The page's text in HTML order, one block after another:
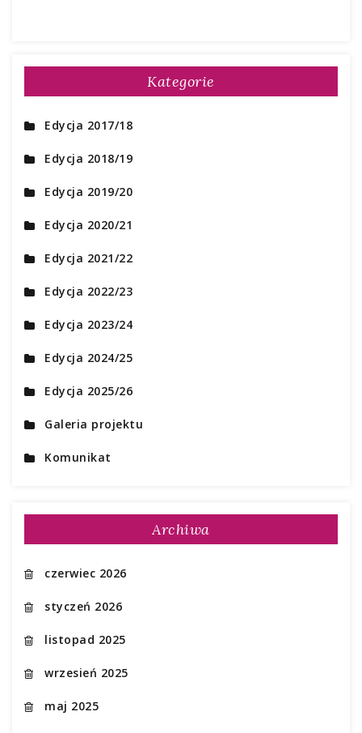
Kategorie
Edycja 2017/18
Edycja 2018/19
Edycja 2019/20
Edycja 2020/21
Edycja 2021/22
Edycja 2022/23
Edycja 2023/24
Edycja 2024/25
Edycja 2025/26
Galeria projektu
Komunikat
Archiwa
czerwiec 2026
styczeń 2026
listopad 2025
wrzesień 2025
maj 2025